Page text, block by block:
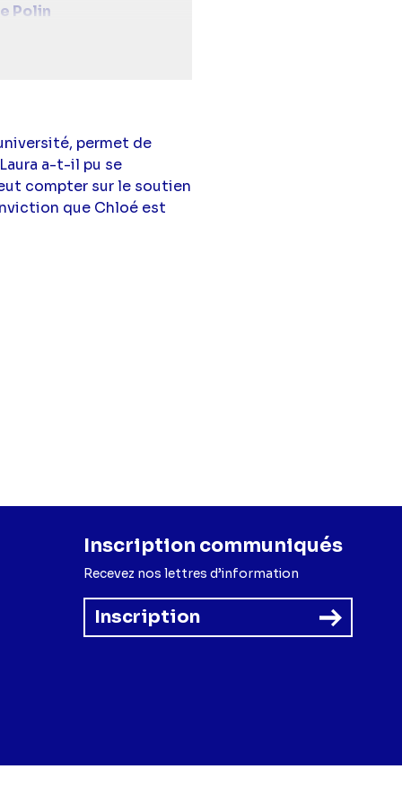
Polin
Ted Etienne(Malo
Hatik(Laura Perrier
jeune),Renan
(Avocate
permet de
a-t-il pu se
compter sur le soutien
que Chloé est
Inscription communiqués
Recevez nos lettres d’information
Inscription